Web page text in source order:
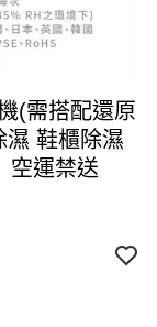
(需搭配還原
濕 鞋櫃除濕
空運禁送